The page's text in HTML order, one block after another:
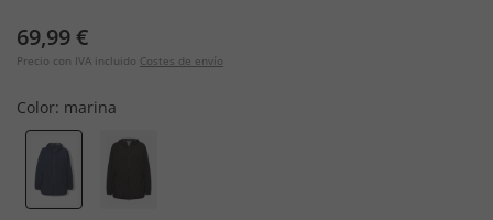
69,99 €
Precio con IVA incluido Costes de envío
Color: marina